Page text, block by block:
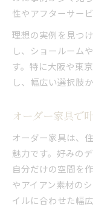
性やアフターサー
理想の実例を見つ
し、ショールーム
す。特に大阪や東
し、幅広い選択肢
オーダー家具で
オーダー家具は、
魅力です。好みの
自分だけの空間を
やアイアン素材の
イルに合わせた幅